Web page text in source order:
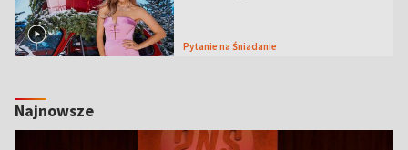
Pytanie na Śniadanie
Najnowsze